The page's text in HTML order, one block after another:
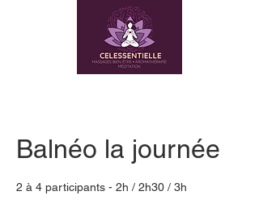
Balnéo la journée
2 à 4 participants - 2h / 2h30 / 3h